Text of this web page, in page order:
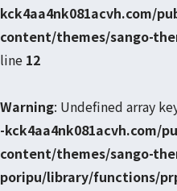
kck4aa4nk081acvh.com/
content/themes/sango-
line 12
Warning: Undefined array
-kck4aa4nk081acvh.com/
content/themes/sango-
poripu/library/functions/